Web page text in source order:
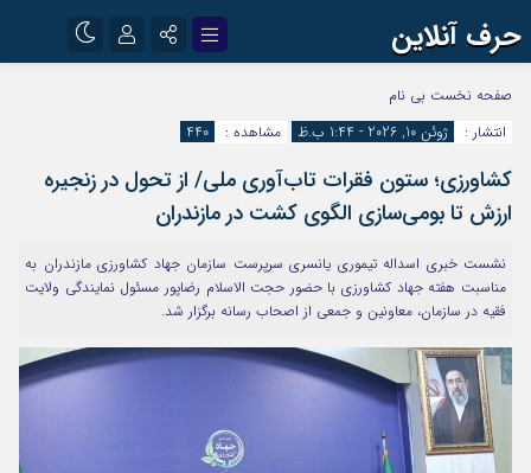
حرف آنلاین
اینستاگرام
آپارات
رمز عبور
مرا به خاطر بسپار
صفحه نخست بی نام
انتشار :
ژوئن 10, 2026 - 1:44 ب.ظ مشاهده : 440
کشاورزی؛ ستون فقرات تاب‌آوری ملی/ از تحول در زنجیره
ارزش تا بومی‌سازی الگوی کشت در مازندران
نشست خبری اسداله تیموری یانسری سرپرست سازمان جهاد کشاورزی مازندران به
مناسبت هفته جهاد کشاورزی با حضور حجت الاسلام رضاپور مسئول نمایندگی ولایت
فقیه در سازمان، معاونین و جمعی از اصحاب رسانه برگزار شد.